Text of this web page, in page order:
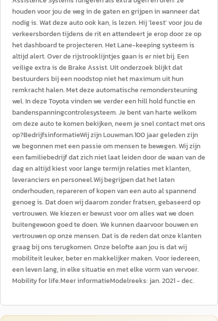
houden voor jou de weg in de gaten en grijpen in wanneer dat
nodig is. Wat deze auto ook kan, is lezen. Hij 'leest' voor jou de
verkeersborden tijdens de rit en attendeert je erop door ze op
het dashboard te projecteren. Het Lane-keeping systeem is
altijd alert. Over de rijstrooklijntjes gaan is er niet bij. Een
veilige extra is de Brake Assist. Uit onderzoek blijkt dat
bestuurders bij een noodstop niet het maximum uit hun
remkracht halen. Met deze automatische remondersteuning
wel. In deze Toyota vinden we verder een hill hold functie en
bandenspanningcontrolesysteem. Je bent van harte welkom
om deze auto te komen bekijken, neem je snel contact met ons
op?BedrijfsinformatieWij zijn Louwman.100 jaar geleden zijn
we begonnen met een passie om mensen te bewegen. Wij zijn
een familiebedrijf dat zich niet laat leiden door de waan van de
dag en altijd kiest voor lange termijn relaties met klanten,
leveranciers en personeel.Wij begrijpen dat het laten
onderhouden, repareren of kopen van een auto al spannend
genoeg is. Dat doen wij daarom zonder fratsen, gebaseerd op
vertrouwen. We kiezen er bewust voor om alles wat we doen
buitengewoon goed te doen. We kunnen daarvoor bouwen en
vertrouwen op onze mensen. Dat is de reden dat onze klanten
graag bij ons terugkomen. Onze belofte aan jou is dat wij
mobiliteit leuker, beter en makkelijker maken. Voor iedereen,
een leven lang, in elke situatie en met elke vorm van vervoer.
Mobility for life.Meer informatieModelreeks: jan. 2021 - dec.